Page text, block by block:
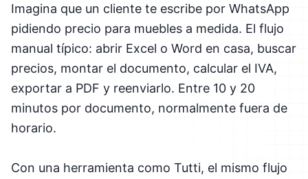
Imagina que un cliente te escribe por WhatsApp
pidiendo precio para muebles a medida. El flujo
manual típico: abrir Excel o Word en casa, buscar
precios, montar el documento, calcular el IVA,
exportar a PDF y reenviarlo. Entre 10 y 20
minutos por documento, normalmente fuera de
horario.
Con una herramienta como Tutti, el mismo flujo